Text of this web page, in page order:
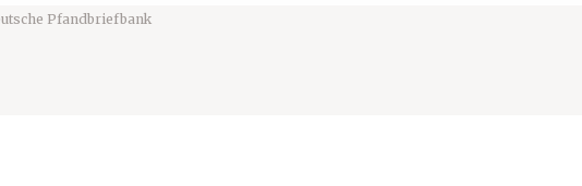
Pfandbriefbank